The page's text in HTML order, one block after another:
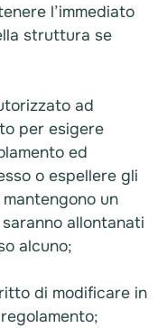
l’immediato
struttura se
ad
per esigere
ed
o espellere gli
un
allontanati
alcuno;
di modificare in